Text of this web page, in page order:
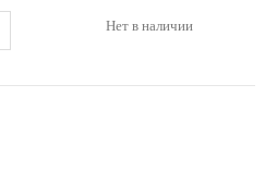
Нет в наличии